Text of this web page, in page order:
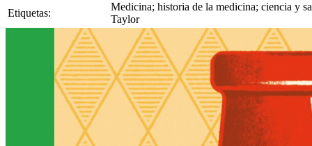
Etiquetas:
Medicina; historia de la medicina; ciencia y
Taylor